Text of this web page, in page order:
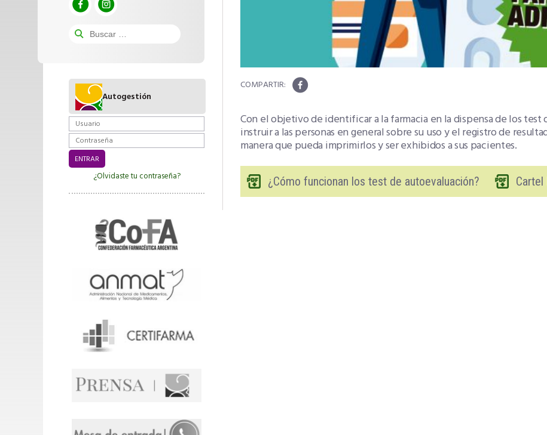
Autogestión
¿Olvidaste tu contraseña?
Con el objetivo de identificar a la farmacia en la dispensa de los test
instruir a las personas en general sobre su uso y el registro de
manera que pueda imprimirlos y ser exhibidos a sus pacientes.
¿Cómo funcionan los test de autoevaluación?